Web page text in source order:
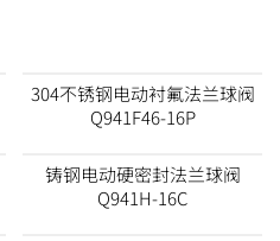
304不锈钢电动衬氟法兰球阀
Q941F46-16P
铸钢电动硬密封法兰球阀
Q941H-16C